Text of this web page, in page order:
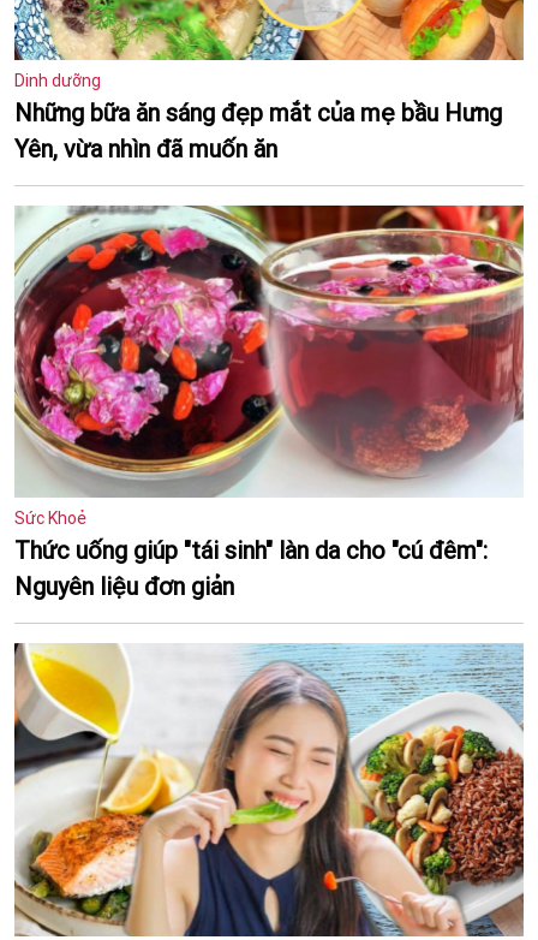
Dinh dưỡng
Những bữa ăn sáng đẹp mắt của mẹ bầu Hưng
Yên, vừa nhìn đã muốn ăn
Sức Khoẻ
Thức uống giúp "tái sinh" làn da cho "cú đêm":
Nguyên liệu đơn giản